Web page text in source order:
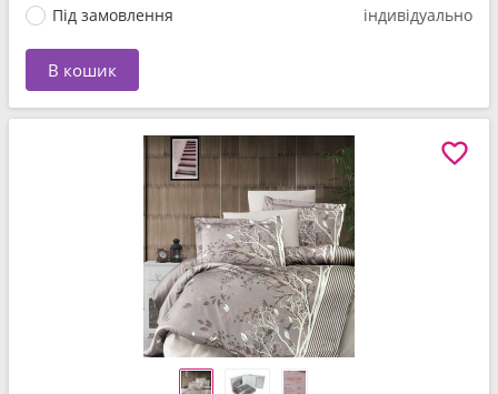
Під замовлення індивідуально
В кошик